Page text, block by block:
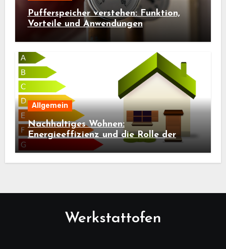
Pufferspeicher verstehen: Funktion,
Vorteile und Anwendungen
Allgemein
Nachhaltiges Wohnen:
Energieeffizienz und die Rolle der
Bauwerksdiagnostik
Werkstattofen